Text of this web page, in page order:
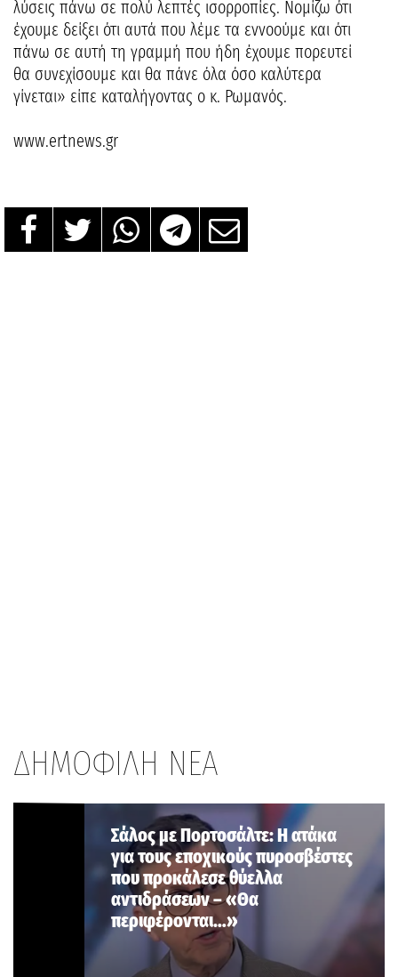
λύσεις πάνω σε πολύ λεπτές ισορροπίες. Νομίζω ότι
έχουμε δείξει ότι αυτά που λέμε τα εννοούμε και ότι
πάνω σε αυτή τη γραμμή που ήδη έχουμε πορευτεί
θα συνεχίσουμε και θα πάνε όλα όσο καλύτερα
γίνεται» είπε καταλήγοντας ο κ. Ρωμανός.
www.ertnews.gr
ΔΗΜΟΦΙΛΗ ΝΕΑ
Σάλος με Πορτοσάλτε: Η ατάκα
για τους εποχικούς πυροσβέστες
που προκάλεσε θύελλα
αντιδράσεων – «Θα
περιφέρονται…»